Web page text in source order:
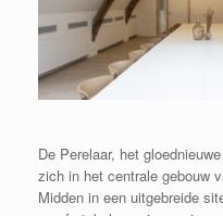
De Perelaar, het
zich in het centrale gebouw
Midden in een uitgebreide